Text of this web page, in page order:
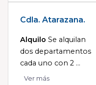
Cdla. Atarazana.
Alquilo Se alquilan
dos departamentos
cada uno con 2 ...
Ver más